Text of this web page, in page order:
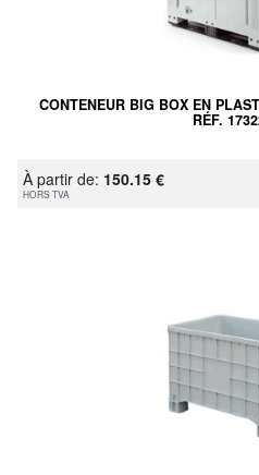
CONTENEUR BIG BOX EN
RÉF.
À partir de: 150.15 €
HORS TVA